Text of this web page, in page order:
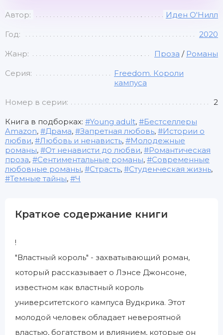
Автор: Иден О'Нилл
Год: 2020
Жанр: Проза / Романы
Серия:
Freedom. Короли
кампуса
Номер в серии: 2
Книга в подборках: Young adult,
Бестселлеры
Amazon, Драма, Запретная любовь,
Истории о
любви, Любовь и ненависть,
Молодежные
романы, От ненависти до любви,
Романтическая
проза, Сентиментальные романы,
Современные
любовные романы, Страсть, Студенческая жизнь,
Темные тайны, Ч
Краткое содержание книги
!
"Властный король" - захватывающий роман,
который рассказывает о Лэнсе Джонсоне,
известном как властный король
университетского кампуса Вудкрика. Этот
молодой человек обладает невероятной
властью, богатством и влиянием, которые он